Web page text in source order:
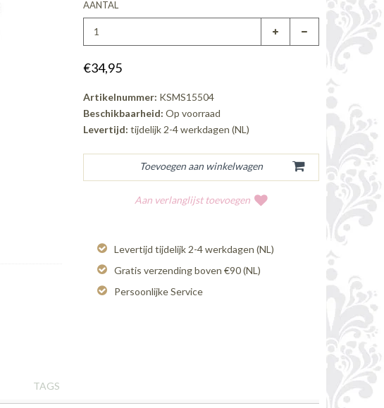
AANTAL
€34,95
Artikelnummer: KSMS15504
Beschikbaarheid: Op voorraad
Levertijd: tijdelijk 2-4 werkdagen (NL)
Aan verlanglijst toevoegen
Levertijd tijdelijk 2-4 werkdagen (NL)
Gratis verzending boven €90 (NL)
Persoonlijke Service
TAGS